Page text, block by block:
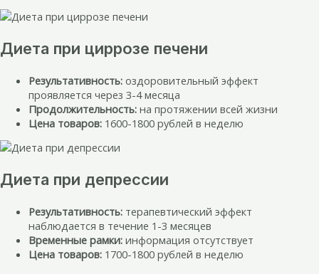
Диета при циррозе печени
Результативность: оздоровительный эффект
проявляется через 3-4 месяца
Продолжительность: на протяжении всей жизни
Цена товаров: 1600-1800 рублей в неделю
Диета при депрессии
Результативность: терапевтический эффект
наблюдается в течение 1-3 месяцев
Временные рамки: информация отсутствует
Цена товаров: 1700-1800 рублей в неделю